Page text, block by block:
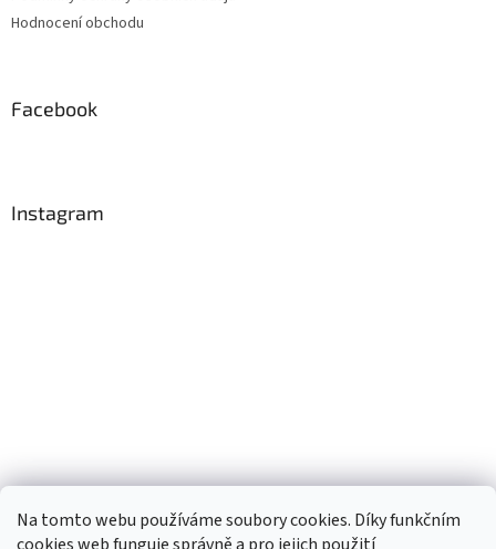
Na tomto webu používáme soubory cookies. Díky funkčním
Hodnocení obchodu
Facebook
Instagram